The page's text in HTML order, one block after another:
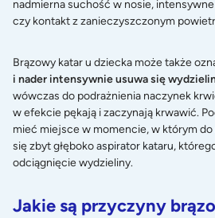
nadmierna suchość w nosie,
czy kontakt z zanieczyszczonym
Brązowy katar u dziecka może także
i nader intensywnie usuwa się
wówczas do podrażnienia naczynek
w efekcie pękają i zaczynają krwawić.
mieć miejsce w momencie, w którym do
się zbyt głębokoaspirator kataru,
odciągnięcie wydzieliny.
Jakie są przyczyny